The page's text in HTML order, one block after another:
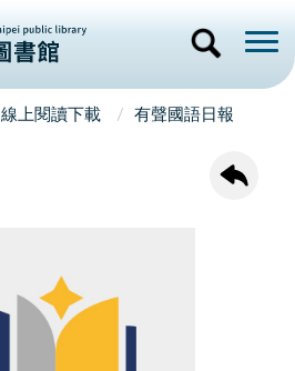
線上閱讀下載 有聲國語日報